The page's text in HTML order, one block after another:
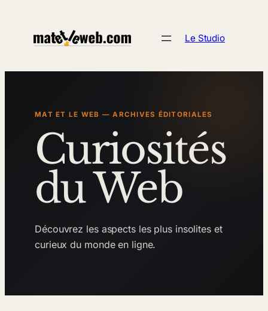
contenu
Le Studio
MAT ET LE WEB — ARCHIVES ÉDITORIALES
Curiosités
du Web
Découvrez les aspects les plus insolites et
curieux du monde en ligne.